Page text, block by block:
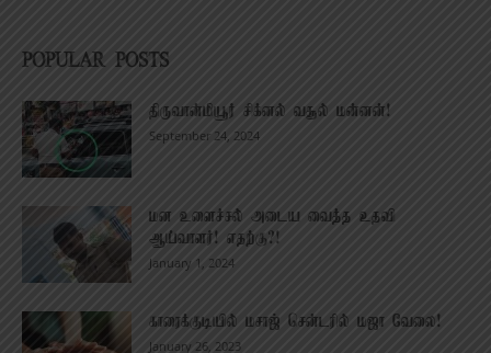
POPULAR POSTS
திருவான்மியூர் சிக்னல் வசூல் மன்னன்!
September 24, 2024
மன உளைச்சல் அடைய வைத்த உதவி
ஆய்வாளர்! எதற்கு?!
January 1, 2024
காரைக்குடியில் மசாஜ் சென்டரில் மஜா வேலை!
January 26, 2023